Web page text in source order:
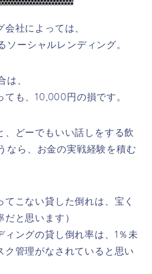
社によっては、
ーシャルレンディング。
、
も、10,000円の損です。
、どーでもいい話しをする飲
なら、お金の実戦経験を積む
てこない貸した倒れは、宝く
と思います）
ィングの貸し倒れ率は、1％未
ク管理がなされていると思い